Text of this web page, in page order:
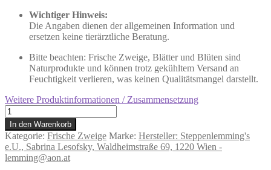
Wichtiger Hinweis:
Die Angaben dienen der allgemeinen Information und
ersetzen keine tierärztliche Beratung.
Bitte beachten: Frische Zweige, Blätter und Blüten sind
Naturprodukte und können trotz gekühltem Versand an
Feuchtigkeit verlieren, was keinen Qualitätsmangel darstellt.
Weitere Produktinformationen / Zusammensetzung
40g
frische
Feuerdornzweige
entdornt
-
knabbern
In den Warenkorb
Kategorie: Frische Zweige Marke: Hersteller: Steppenlemming's
e.U., Sabrina Lesofsky, Waldheimstraße 69, 1220 Wien -
lemming@aon.at